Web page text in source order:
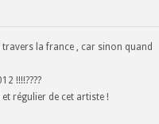
la france , car sinon quand
!!!!????
régulier de cet artiste !